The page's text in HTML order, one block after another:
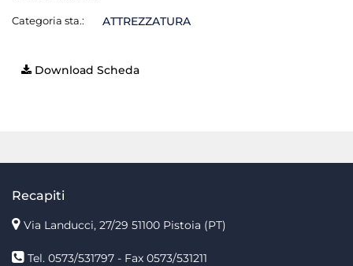
Categoria sta.: ATTREZZATURA
Download Scheda
Recapiti
Via Landucci, 27/29 51100 Pistoia (PT)
Tel. 0573/531797 - Fax 0573/531211